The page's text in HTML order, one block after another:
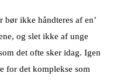
bør ikke håndteres af en’
og slet ikke af unge
det ofte sker idag. Igen
for det komplekse som